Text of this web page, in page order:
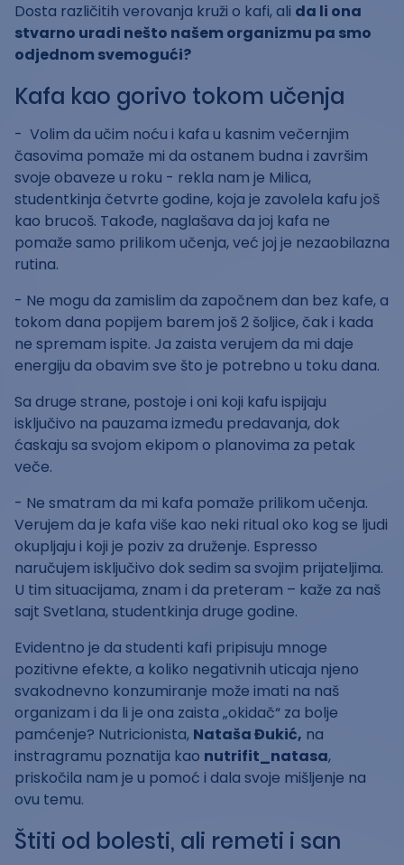
Dosta različitih verovanja kruži o kafi, ali da li ona
stvarno uradi nešto našem organizmu pa smo
odjednom svemogući?
Kafa kao gorivo tokom učenja
- Volim da učim noću i kafa u kasnim večernjim
časovima pomaže mi da ostanem budna i završim
svoje obaveze u roku - rekla nam je Milica,
studentkinja četvrte godine, koja je zavolela kafu još
kao brucoš. Takođe, naglašava da joj kafa ne
pomaže samo prilikom učenja, već joj je nezaobilazna
rutina.
- Ne mogu da zamislim da započnem dan bez kafe, a
tokom dana popijem barem još 2 šoljice, čak i kada
ne spremam ispite. Ja zaista verujem da mi daje
energiju da obavim sve što je potrebno u toku dana.
Sa druge strane, postoje i oni koji kafu ispijaju
isključivo na pauzama između predavanja, dok
ćaskaju sa svojom ekipom o planovima za petak
veče.
- Ne smatram da mi kafa pomaže prilikom učenja.
Verujem da je kafa više kao neki ritual oko kog se ljudi
okupljaju i koji je poziv za druženje. Espresso
naručujem isključivo dok sedim sa svojim prijateljima.
U tim situacijama, znam i da preteram – kaže za naš
sajt Svetlana, studentkinja druge godine.
Evidentno je da studenti kafi pripisuju mnoge
pozitivne efekte, a koliko negativnih uticaja njeno
svakodnevno konzumiranje može imati na naš
organizam i da li je ona zaista „okidač“ za bolje
pamćenje? Nutricionista, Nataša Đukić, na
instragramu poznatija kao nutrifit_natasa,
priskočila nam je u pomoć i dala svoje mišljenje na
ovu temu.
Štiti od bolesti, ali remeti i san